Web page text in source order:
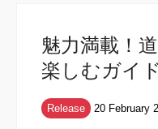
魅力満載！
楽しむガイド
Release 20 February